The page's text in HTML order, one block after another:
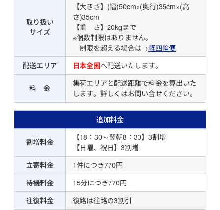
取り扱い
サイズ
【大きさ】(幅)50cm×(奥行)35cm×(高
さ)35cm
【重 さ】20kgまで
※個数制限はありません。
制限を超える場合は→軽四輪便
配送エリア
日本全国へ配送いたします。
料 金
集荷エリアと配送距離で料金を算出いた
します。詳しくはお問い合せください。
追加料金
割増料金
【18：30～翌朝8：30】3割増
【日曜、祝日】3割増
立寄料金
1件につき770円
待機料金
15分につき770円
往復料金
復路は往路の3割引